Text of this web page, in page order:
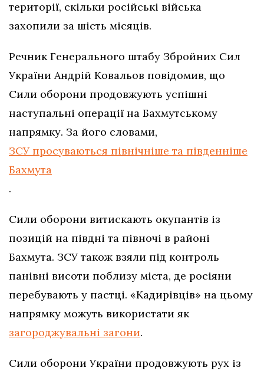
території, скільки російські війська
захопили за шість місяців.
Речник Генерального штабу Збройних Сил
України Андрій Ковальов повідомив, що
Сили оборони продовжують успішні
наступальні операції на Бахмутському
напрямку. За його словами,
ЗСУ просуваються північніше та південніше
Бахмута
.
Сили оборони витискають окупантів із
позицій на півдні та півночі в районі
Бахмута. ЗСУ також взяли під контроль
панівні висоти поблизу міста, де росіяни
перебувають у пастці. «Кадирівців» на цьому
напрямку можуть використати як
загороджувальні загони.
Сили оборони України продовжують рух із